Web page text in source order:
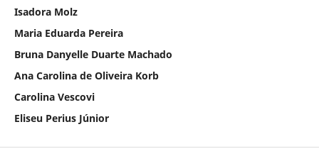
Isadora Molz
Maria Eduarda Pereira
Bruna Danyelle Duarte Machado
Ana Carolina de Oliveira Korb
Carolina Vescovi
Eliseu Perius Júnior